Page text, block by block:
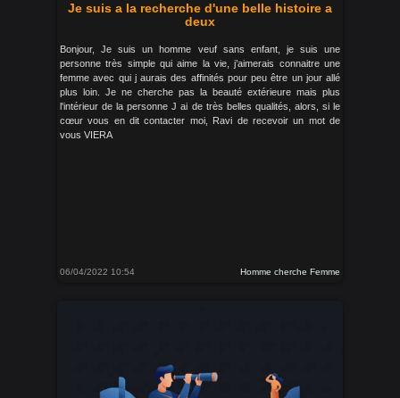
Je suis a la recherche d'une belle histoire a
deux
Bonjour, Je suis un homme veuf sans enfant, je suis une
personne très simple qui aime la vie, j’aimerais connaitre une
femme avec qui j aurais des affinités pour peu être un jour allé
plus loin. Je ne cherche pas la beauté extérieure mais plus
l'intérieur de la personne J ai de très belles qualités, alors, si le
cœur vous en dit contacter moi, Ravi de recevoir un mot de
vous VIERA
06/04/2022 10:54 Homme cherche Femme